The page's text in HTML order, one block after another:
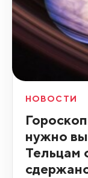
НОВОСТИ
нужно
Тельцам